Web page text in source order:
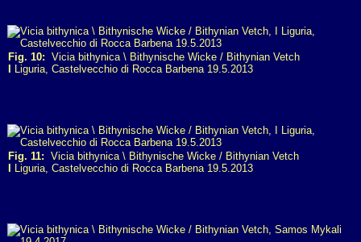
Fig. 10: Vicia bithynica \ Bithynische Wicke / Bithynian Vetch
Liguria, Castelvecchio di Rocca Barbena 19.5.2013
Fig. 11: Vicia bithynica \ Bithynische Wicke / Bithynian Vetch
Liguria, Castelvecchio di Rocca Barbena 19.5.2013